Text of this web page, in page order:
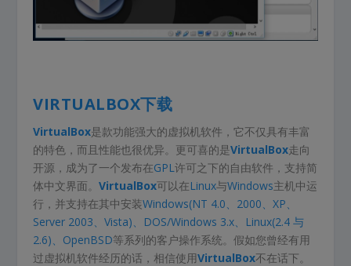
VIRTUALBOX下载
VirtualBox是款功能强大的虚拟机软件，它不仅具有丰富
的特色，而且性能也很优异。更可喜的是VirtualBox走向
开源，成为了一个发布在GPL许可之下的自由软件，支持简
体中文界面。VirtualBox可以在Linux与Windows主机中运
行，并支持在其中安装Windows(NT 4.0、2000、XP、
Server 2003、Vista)、DOS/Windows 3.x、Linux(2.4 与
2.6)、OpenBSD等系列的客户操作系统。假如您曾经有用
过虚拟机软件经历的话，相信使用VirtualBox不在话下。